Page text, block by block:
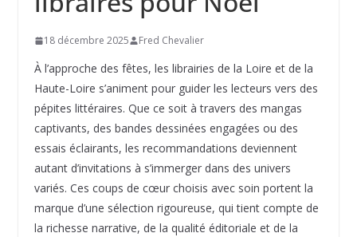
18 décembre 2025 Fred Chevalier
À l’approche des fêtes, les librairies de la Loire et de la
Haute-Loire s’animent pour guider les lecteurs vers des
pépites littéraires. Que ce soit à travers des mangas
captivants, des bandes dessinées engagées ou des
essais éclairants, les recommandations deviennent
autant d’invitations à s’immerger dans des univers
variés. Ces coups de cœur choisis avec soin portent la
marque d’une sélection rigoureuse, qui tient compte de
la richesse narrative, de la qualité éditoriale et de la